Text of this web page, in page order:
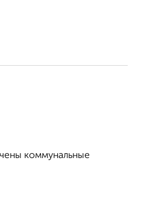
коммунальные